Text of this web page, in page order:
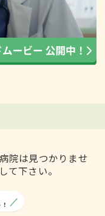
院は見つかりませ
て下さい。